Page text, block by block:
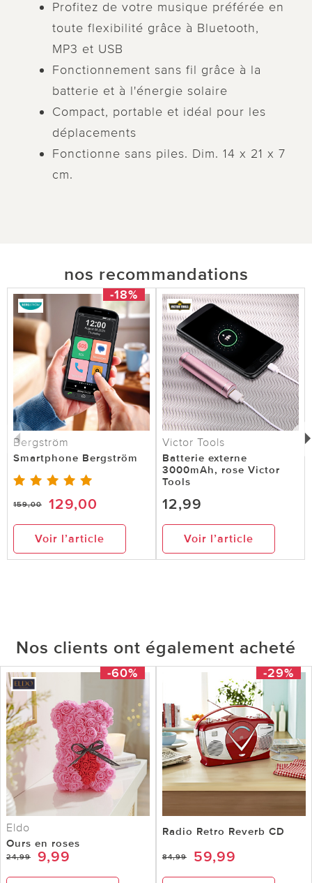
Profitez de votre musique préférée en
toute flexibilité grâce à Bluetooth,
MP3 et USB
Fonctionnement sans fil grâce à la
batterie et à l'énergie solaire
Compact, portable et idéal pour les
déplacements
Fonctionne sans piles. Dim. 14 x 21 x 7
cm.
nos recommandations
-18%
Bergström
Smartphone Bergström
159,00 129,00
Voir l’article
Victor Tools
Batterie externe
3000mAh, rose Victor
Tools
12,99
Voir l’article
Nos clients ont également acheté
-60%
Eldo
Ours en roses
24,99 9,99
-29%
Radio Retro Reverb CD
84,99 59,99